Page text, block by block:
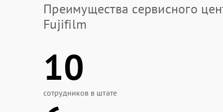
Преимущества сервисного
Fujifilm
10
сотрудников в штате